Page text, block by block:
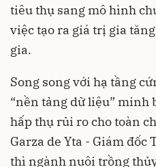
tiêu thụ sang mô hình
việc tạo ra giá trị gia
gia.
Song song với hạ tầng
“nền tảng dữ liệu” minh
hấp thụ rủi ro cho toàn
Garza de Yta - Giám
thì ngành nuôi trồng